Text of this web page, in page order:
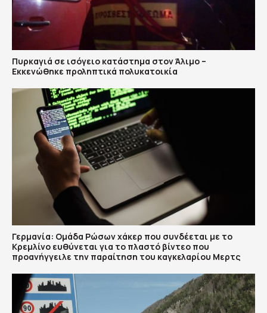
Πυρκαγιά σε ισόγειο κατάστημα στον Άλιμο –
Εκκενώθηκε προληπτικά πολυκατοικία
Γερμανία: Ομάδα Ρώσων χάκερ που συνδέεται με το
Κρεμλίνο ευθύνεται για το πλαστό βίντεο που
προανήγγειλε την παραίτηση του καγκελαρίου Μερτς